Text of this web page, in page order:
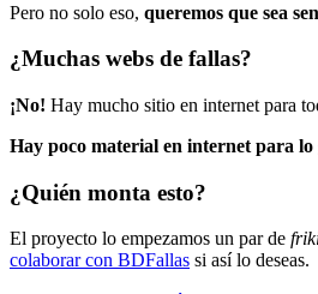
Pero no solo eso, queremos que sea
¿Muchas webs de fallas?
¡No! Hay mucho sitio en internet para
Hay poco material en internet para lo
¿Quién monta esto?
El proyecto lo empezamos un par de
colaborar con BDFallas si así lo deseas.